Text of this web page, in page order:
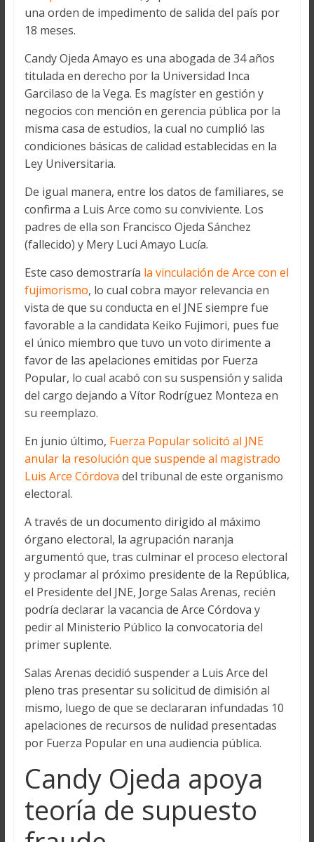
una orden de impedimento de salida del país por
18 meses.
Candy Ojeda Amayo es una abogada de 34 años
titulada en derecho por la Universidad Inca
Garcilaso de la Vega. Es magíster en gestión y
negocios con mención en gerencia pública por la
misma casa de estudios, la cual no cumplió las
condiciones básicas de calidad establecidas en la
Ley Universitaria.
De igual manera, entre los datos de familiares, se
confirma a Luis Arce como su conviviente. Los
padres de ella son Francisco Ojeda Sánchez
(fallecido) y Mery Luci Amayo Lucía.
Este caso demostraría la vinculación de Arce con el
fujimorismo, lo cual cobra mayor relevancia en
vista de que su conducta en el JNE siempre fue
favorable a la candidata Keiko Fujimori, pues fue
el único miembro que tuvo un voto dirimente a
favor de las apelaciones emitidas por Fuerza
Popular, lo cual acabó con su suspensión y salida
del cargo dejando a Vítor Rodríguez Monteza en
su reemplazo.
En junio último, Fuerza Popular solicitó al JNE
anular la resolución que suspende al magistrado
Luis Arce Córdova del tribunal de este organismo
electoral.
A través de un documento dirigido al máximo
órgano electoral, la agrupación naranja
argumentó que, tras culminar el proceso electoral
y proclamar al próximo presidente de la República,
el Presidente del JNE, Jorge Salas Arenas, recién
podría declarar la vacancia de Arce Córdova y
pedir al Ministerio Público la convocatoria del
primer suplente.
Salas Arenas decidió suspender a Luis Arce del
pleno tras presentar su solicitud de dimisión al
mismo, luego de que se declararan infundadas 10
apelaciones de recursos de nulidad presentadas
por Fuerza Popular en una audiencia pública.
Candy Ojeda apoya
teoría de supuesto